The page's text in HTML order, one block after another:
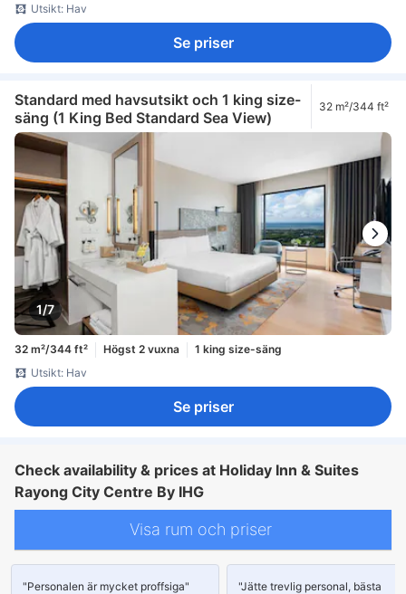
Utsikt: Hav
Se priser
Standard med havsutsikt och 1 king size-
säng (1 King Bed Standard Sea View)
32 m²/344 ft²
1/7
32 m²/344 ft² Högst 2 vuxna
1 king size-säng
Utsikt: Hav
Se priser
Check availability & prices at Holiday Inn & Suites
Rayong City Centre By IHG
Visa rum och priser
"Personalen är mycket proffsiga"
"Jätte trevlig personal, bästa